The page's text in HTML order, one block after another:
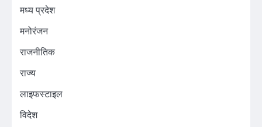
मध्य प्रदेश
मनोरंजन
राजनीतिक
राज्य
लाइफस्टाइल
विदेश